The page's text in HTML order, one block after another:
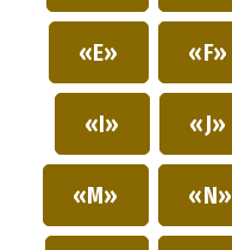
«E» «F»
«I» «J»
«M» «N»